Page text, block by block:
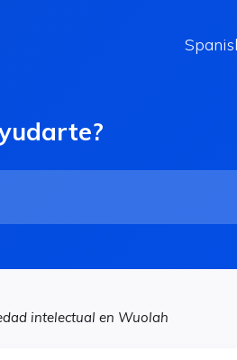
intelectual en Wuolah